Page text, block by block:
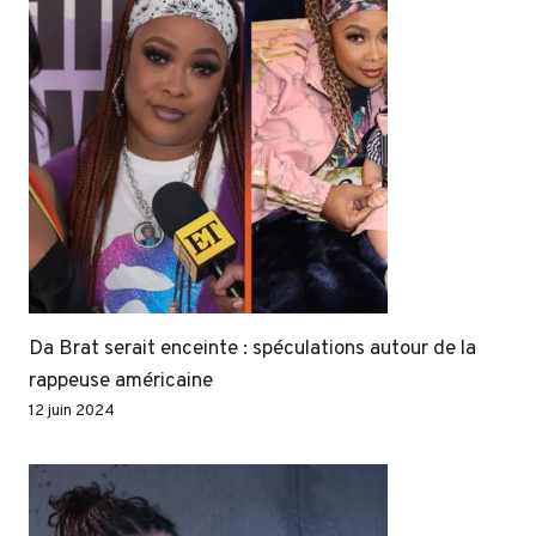
Da Brat serait enceinte : spéculations autour de la
rappeuse américaine
12 juin 2024